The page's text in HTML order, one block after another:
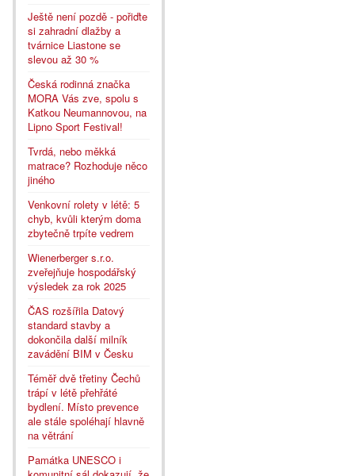
Ještě není pozdě - pořiďte
si zahradní dlažby a
tvárnice Liastone se
slevou až 30 %
Česká rodinná značka
MORA Vás zve, spolu s
Katkou Neumannovou, na
Lipno Sport Festival!
Tvrdá, nebo měkká
matrace? Rozhoduje něco
jiného
Venkovní rolety v létě: 5
chyb, kvůli kterým doma
zbytečně trpíte vedrem
Wienerberger s.r.o.
zveřejňuje hospodářský
výsledek za rok 2025
ČAS rozšířila Datový
standard stavby a
dokončila další milník
zavádění BIM v Česku
Téměř dvě třetiny Čechů
trápí v létě přehřáté
bydlení. Místo prevence
ale stále spoléhají hlavně
na větrání
Památka UNESCO i